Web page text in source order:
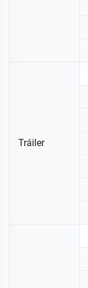
Tráiler